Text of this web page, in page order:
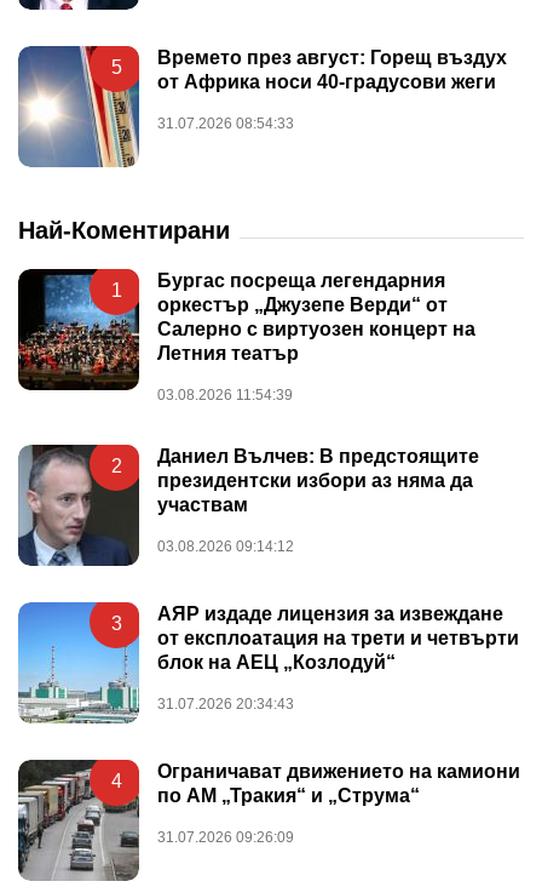
5
Времето през август: Горещ въздух
от Африка носи 40-градусови жеги
31.07.2026 08:54:33
Най-Коментирани
1
Бургас посреща легендарния
оркестър „Джузепе Верди“ от
Салерно с виртуозен концерт на
Летния театър
03.08.2026 11:54:39
2
Даниел Вълчев: В предстоящите
президентски избори аз няма да
участвам
03.08.2026 09:14:12
3
АЯР издаде лицензия за извеждане
от експлоатация на трети и четвърти
блок на АЕЦ „Козлодуй“
31.07.2026 20:34:43
4
Ограничават движението на камиони
по АМ „Тракия“ и „Струма“
31.07.2026 09:26:09